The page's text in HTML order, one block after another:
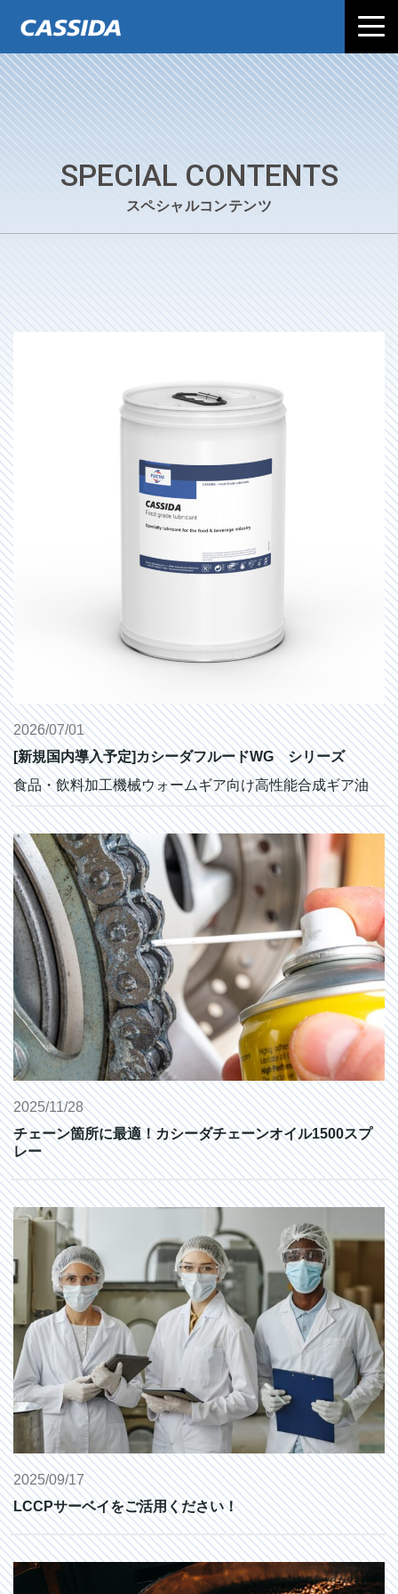
SPECIAL CONTENTS
スペシャルコンテンツ
2026/07/01
[新規国内導入予定]カシーダフルードWG シリーズ
食品・飲料加工機械ウォームギア向け高性能合成ギア油
2025/11/28
チェーン箇所に最適！カシーダチェーンオイル1500スプ
レー
2025/09/17
LCCPサーベイをご活用ください！